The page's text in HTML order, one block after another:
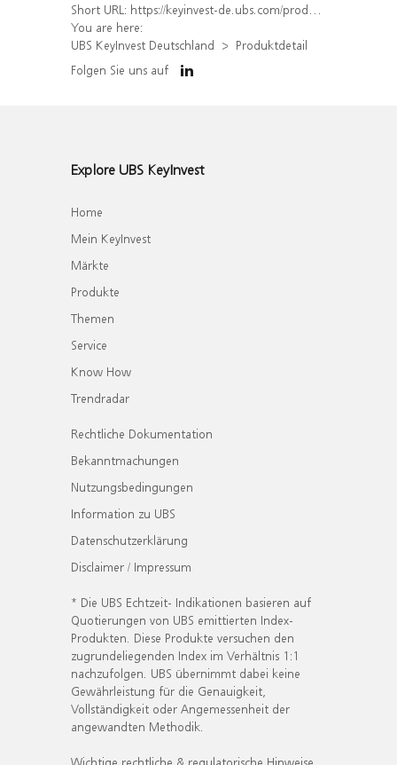
Short URL: https://keyinvest-de.ubs.com/produkt/detail/index/isin/DE000WA6Q667
You are here:
UBS KeyInvest Deutschland
Produktdetail
Folgen Sie uns auf
Explore UBS KeyInvest
Home
Mein KeyInvest
Märkte
Produkte
Themen
Service
Know How
Trendradar
Rechtliche Dokumentation
Bekanntmachungen
Nutzungsbedingungen
Information zu UBS
Datenschutzerklärung
Disclaimer / Impressum
* Die UBS Echtzeit- Indikationen basieren auf
Quotierungen von UBS emittierten Index-
Produkten. Diese Produkte versuchen den
zugrundeliegenden Index im Verhältnis 1:1
nachzufolgen. UBS übernimmt dabei keine
Gewährleistung für die Genauigkeit,
Vollständigkeit oder Angemessenheit der
angewandten Methodik.